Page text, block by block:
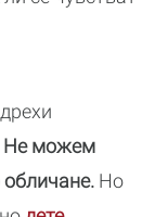
Не можем
обличане. Но